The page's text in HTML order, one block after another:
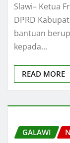
Slawi– Ketua
DPRD
bantuan
kepada…
READ MORE
GALAWI